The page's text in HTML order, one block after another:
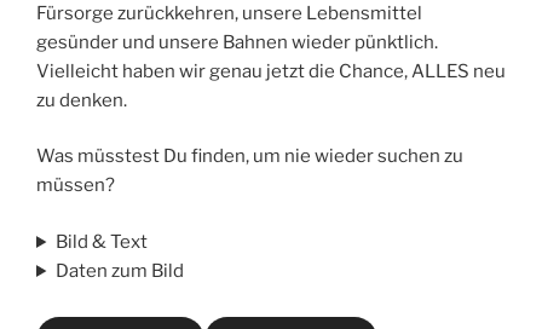
Fürsorge zurückkehren, unsere Lebensmittel
gesünder und unsere Bahnen wieder pünktlich.
Vielleicht haben wir genau jetzt die Chance, ALLES neu
zu denken.
Was müsstest Du finden, um nie wieder suchen zu
müssen?
Bild & Text
Daten zum Bild